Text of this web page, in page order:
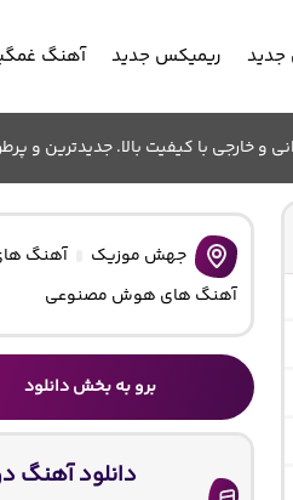
ریمیکس جدید آهنگ
خارجی با کیفیت بالا. جدیدترین و
جهش موزیک آهنگ
آهنگ های هوش مصنوعی
برو به بخش دانلود
دانلود آهنگ